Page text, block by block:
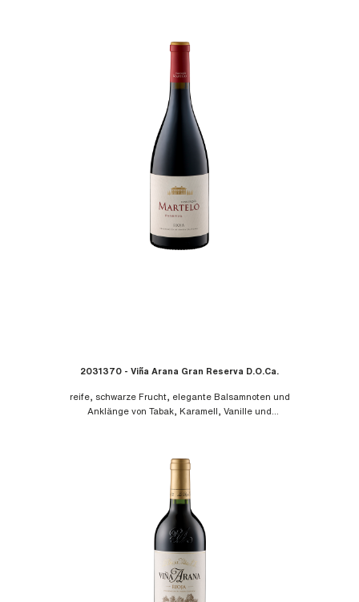
Nachhall
2031370 - Viña Arana Gran Reserva D.O.Ca.
reife, schwarze Frucht, elegante Balsamnoten und
Anklänge von Tabak, Karamell, Vanille und
lebhaft und elegant!